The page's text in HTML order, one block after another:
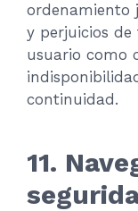
ordenamiento
y perjuicios
usuario como
continuidad.
11.